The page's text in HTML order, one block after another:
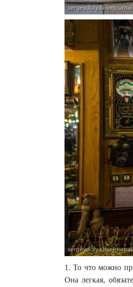
1. То что можно
Она легкая,